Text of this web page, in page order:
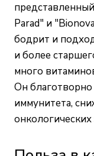
Parad" и
бодрит и
и более
много
Он благотворно
иммунитета,